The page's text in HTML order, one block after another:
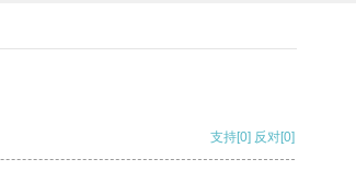
支持[0] 反对[0]